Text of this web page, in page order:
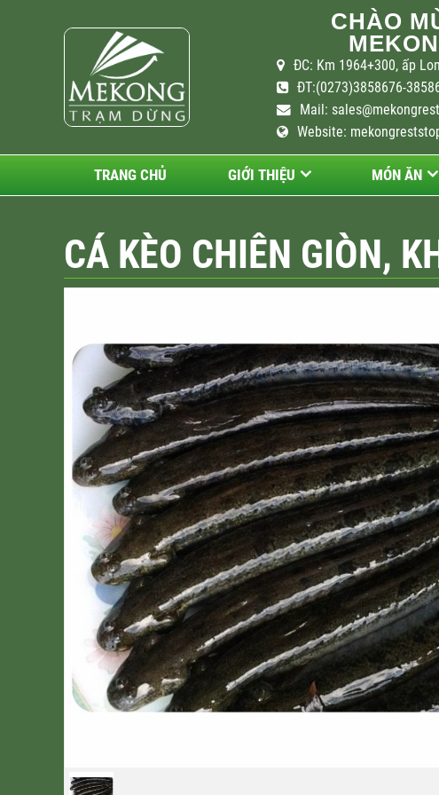
CHÀO
ĐC: Km 1964+300, ấp
ĐT:(0273)3858676-
Mail:
Website:
TRANG CHỦ GIỚI THIỆU MÓN ĂN
CÁ KÈO CHIÊN GIÒN,